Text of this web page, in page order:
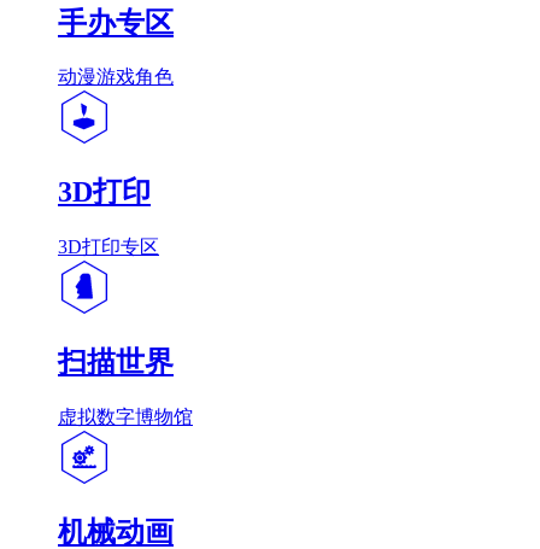
手办专区
动漫游戏角色
3D打印
3D打印专区
扫描世界
虚拟数字博物馆
机械动画